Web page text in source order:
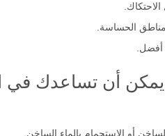
الحساسة.
أفضل.
يمكن أن تساعدك في
أو الاستحمام بالماء الساخن.